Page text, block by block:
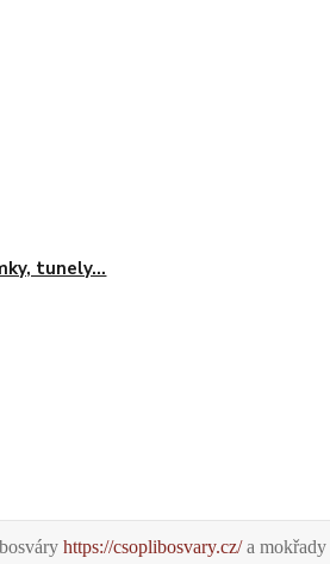
tunely...
https://csoplibosvary.cz/a mokřady